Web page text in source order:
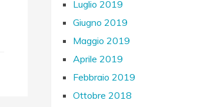
Luglio 2019
Giugno 2019
Maggio 2019
Aprile 2019
Febbraio 2019
Ottobre 2018